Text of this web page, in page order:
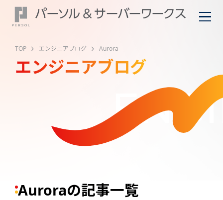
TOP エンジニアブログ Aurora
エンジニアブログ
Auroraの記事一覧